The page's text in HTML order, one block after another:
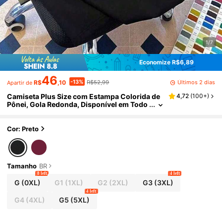
1/7
Economize R$6,89
Apartir de R$46,10 -13% R$52,99 Últimos 2 dias
Camiseta Plus Size com Estampa Colorida de
Pônei, Gola Redonda, Disponível em Todo
4,72 (100+)
Cor: Preto
Tamanho BR
G (0XL)
8 left
G1 (1XL) G2 (2XL) G3(3XL)
4 left
G4(4XL) G5 (5XL)
4 left